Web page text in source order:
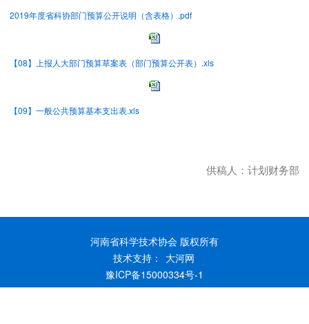
2019年度省科协部门预算公开说明（含表格）.pdf
【08】上报人大部门预算草案表（部门预算公开表）.xls
【09】一般公共预算基本支出表.xls
供稿人：计划财务部
河南省科学技术协会 版权所有
技术支持：
大河网
豫ICP备15000334号-1